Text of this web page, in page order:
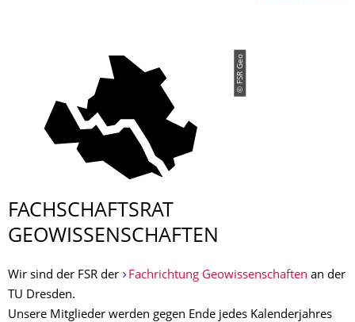
© FSR Geo
FACHSCHAFTSRAT
GEOWISSENSCHAF­TEN
Wir sind der FSR der Fachrichtung Geowissenschaften an der
TU Dresden.
Unsere Mitglieder werden gegen Ende jedes Kalenderjahres